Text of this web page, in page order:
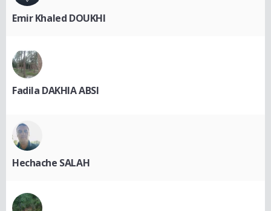
Emir Khaled DOUKHI
Fadila DAKHIA ABSI
Hechache SALAH